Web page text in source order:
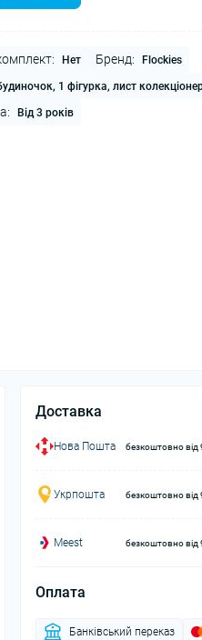
Нет Бренд: Flockies
1 фігурка, лист
Від 3 років
Доставка
Нова Пошта безкоштовно від
Укрпошта безкоштовно від
Meest безкоштовно від
Оплата
Банківський переказ